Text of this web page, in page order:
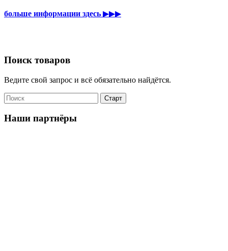
больше информации здесь ▶▶▶
Поиск товаров
Ведите свой запрос и всё обязательно найдётся.
Наши партнёры